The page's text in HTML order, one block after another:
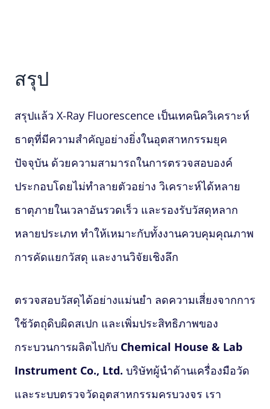
สรุป
สรุปแล้ว X-Ray Fluorescence เป็นเทคนิควิเคราะห์
ธาตุที่มีความสำคัญอย่างยิ่งในอุตสาหกรรมยุค
ปัจจุบัน ด้วยความสามารถในการตรวจสอบองค์
ประกอบโดยไม่ทำลายตัวอย่าง วิเคราะห์ได้หลาย
ธาตุภายในเวลาอันรวดเร็ว และรองรับวัสดุหลาก
หลายประเภท ทำให้เหมาะกับทั้งงานควบคุมคุณภาพ
การคัดแยกวัสดุ และงานวิจัยเชิงลึก
ตรวจสอบวัสดุได้อย่างแม่นยำ ลดความเสี่ยงจากการ
ใช้วัตถุดิบผิดสเปก และเพิ่มประสิทธิภาพของ
กระบวนการผลิตไปกับ Chemical House & Lab
Instrument Co., Ltd. บริษัทผู้นำด้านเครื่องมือวัด
และระบบตรวจวัดอุตสาหกรรมครบวงจร เรา